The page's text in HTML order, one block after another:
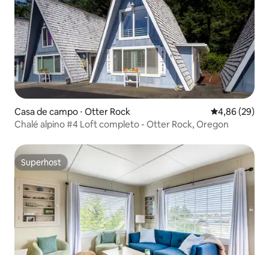
Casa de campo ⋅ Otter Rock 4,86 de uma
4,86 (29)
Chalé alpino #4 Loft completo - Otter Rock, Oregon
Superhost
Superhost